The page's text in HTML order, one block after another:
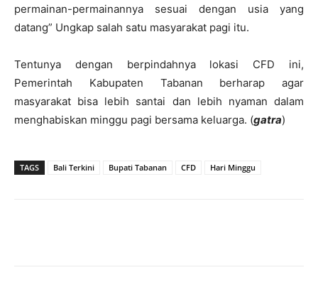
permainan-permainannya sesuai dengan usia yang
datang” Ungkap salah satu masyarakat pagi itu.
Tentunya dengan berpindahnya lokasi CFD ini,
Pemerintah Kabupaten Tabanan berharap agar
masyarakat bisa lebih santai dan lebih nyaman dalam
menghabiskan minggu pagi bersama keluarga. (gatra)
TAGS Bali Terkini Bupati Tabanan CFD Hari Minggu